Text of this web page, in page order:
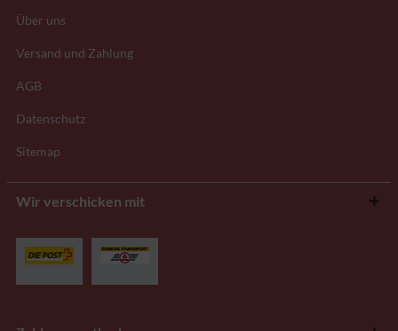
Über uns
Versand und Zahlung
AGB
Datenschutz
Sitemap
Wir verschicken mit